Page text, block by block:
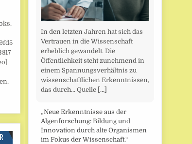
In den letzten Jahren hat sich das
Vertrauen in die Wissenschaft
erheblich gewandelt. Die
Öffentlichkeit steht zunehmend in
einem Spannungsverhältnis zu
wissenschaftlichen Erkenntnissen,
das durch... Quelle [...]
„Neue Erkenntnisse aus der
Algenforschung: Bildung und
Innovation durch alte Organismen
im Fokus der Wissenschaft.“